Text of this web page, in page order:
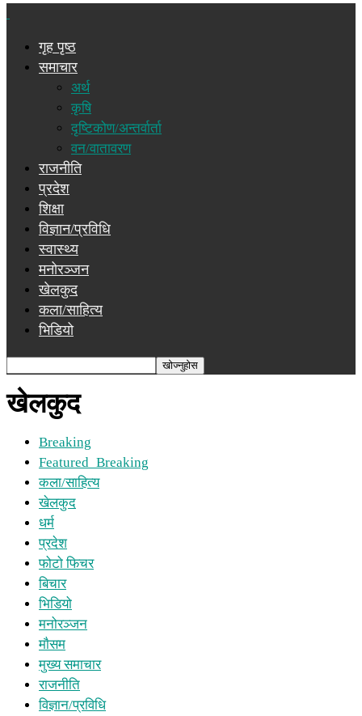
गृह पृष्ठ
समाचार
अर्थ
कृषि
दृष्टिकोण/अन्तर्वार्ता
वन/वातावरण
राजनीति
प्रदेश
शिक्षा
विज्ञान/प्रविधि
स्वास्थ्य
मनोरञ्जन
खेलकुद
कला/साहित्य
भिडियो
खेलकुद
Breaking
Featured_Breaking
कला/साहित्य
खेलकुद
धर्म
प्रदेश
फोटो फिचर
बिचार
भिडियो
मनोरञ्जन
माैसम
मुख्य समाचार
राजनीति
विज्ञान/प्रविधि